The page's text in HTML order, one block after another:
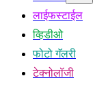
लाईफस्टाईल
व्हिडीओ
फोटो गॅलरी
टेक्नोलॉजी